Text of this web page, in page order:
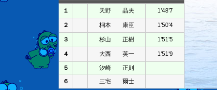
１ 天野 晶夫 1'48'7
２ 桐本 康臣 1'50'4
３ 杉山 正樹 1'51'5
４ 大西 英一 1'51'9
５
汐崎 正則
６
三宅 爾士